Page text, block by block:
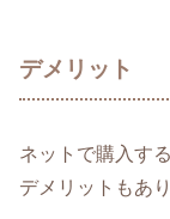
デメリット
ネットで購入す
デメリットもあり